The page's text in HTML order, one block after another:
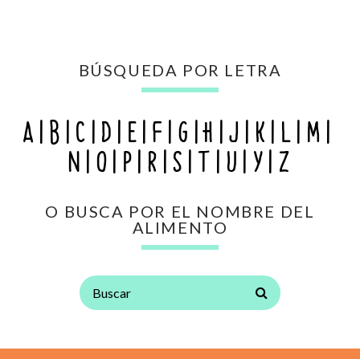
BÚSQUEDA POR LETRA
A B C D E F G H J K L M
N O P R S T U Y Z
O BUSCA POR EL NOMBRE DEL
ALIMENTO